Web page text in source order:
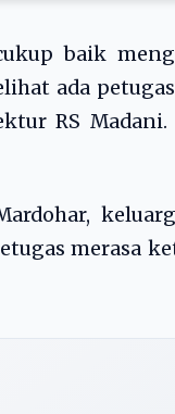
baik
ada petugas
RS Madani.
merasa